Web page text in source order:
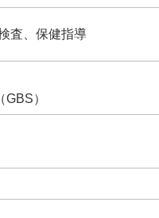
査、保健指導
）